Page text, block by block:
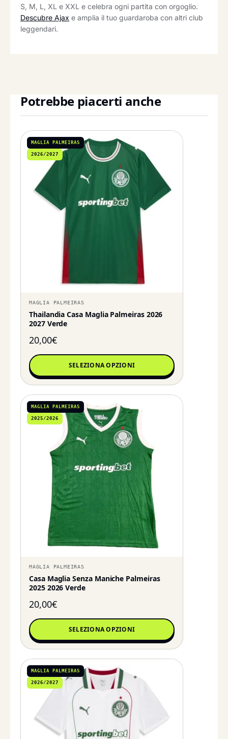
S, M, L, XL e XXL e celebra ogni partita con orgoglio.
Descubre Ajax e amplia il tuo guardaroba con altri club
leggendari.
Potrebbe piacerti anche
MAGLIA PALMEIRAS
2026/2027
MAGLIA PALMEIRAS
Thailandia Casa Maglia Palmeiras 2026
2027 Verde
20,00€
SELEZIONA OPZIONI
MAGLIA PALMEIRAS
2025/2026
MAGLIA PALMEIRAS
Casa Maglia Senza Maniche Palmeiras
2025 2026 Verde
20,00€
SELEZIONA OPZIONI
MAGLIA PALMEIRAS
2026/2027